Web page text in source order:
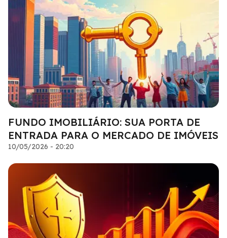
FUNDO IMOBILIÁRIO: SUA PORTA DE
ENTRADA PARA O MERCADO DE IMÓVEIS
10/05/2026 - 20:20